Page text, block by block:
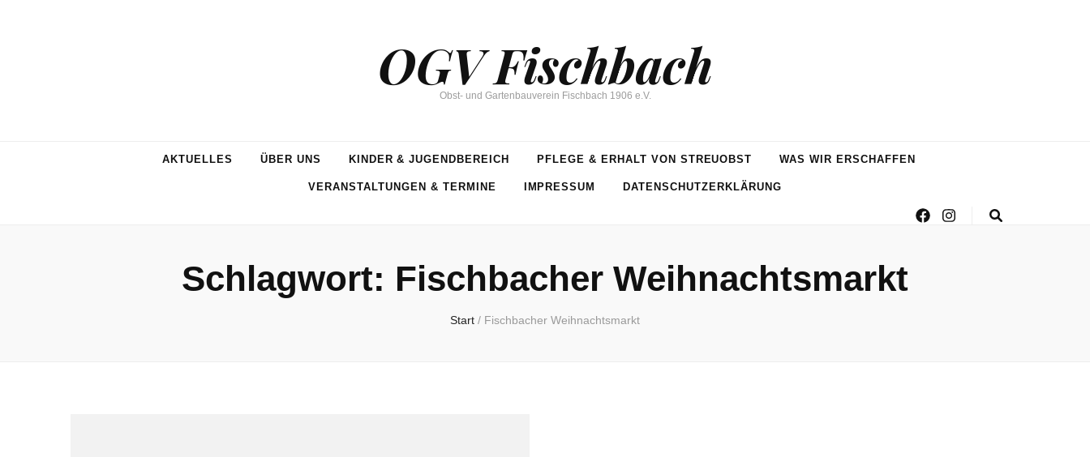
OGV Fischbach
Obst- und Gartenbauverein Fischbach 1906 e.V.
AKTUELLES ÜBER UNS KINDER & JUGENDBEREICH PFLEGE & ERHALT VON STREUOBST WAS WIR ERSCHAFFEN
VERANSTALTUNGEN & TERMINE IMPRESSUM DATENSCHUTZERKLÄRUNG
Schlagwort: Fischbacher Weihnachtsmarkt
Start / Fischbacher Weihnachtsmarkt